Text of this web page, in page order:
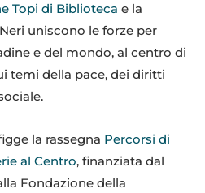
Topi di Biblioteca e la
uniscono le forze per
e del mondo, al centro di
temi della pace, dei diritti
la rassegna Percorsi di
al Centro, finanziata dal
Fondazione della